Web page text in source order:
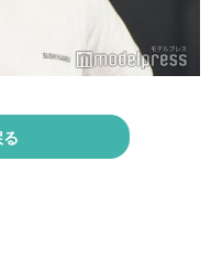
る